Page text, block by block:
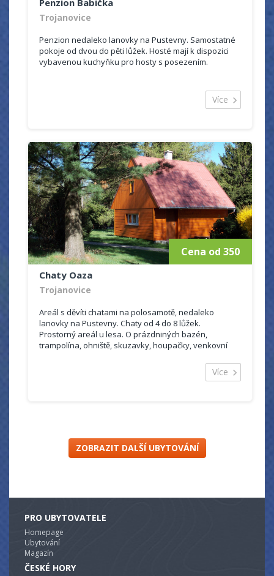
Trojanovice
Penzion nedaleko lanovky na Pustevny. Samostatné
pokoje od dvou do pěti lůžek. Hosté mají k dispozici
vybavenou kuchyňku pro hosty s posezením.
Více
Cena od 350
Chaty Oaza
Trojanovice
Areál s děvíti chatami na polosamotě, nedaleko
lanovky na Pustevny. Chaty od 4 do 8 lůžek.
Prostorný areál u lesa. O prázdniných bazén,
trampolína, ohniště, skuzavky, houpačky, venkovní
Více
ZOBRAZIT DALŠÍ UBYTOVÁNÍ
PRO UBYTOVATELE
Homepage
Ubytování
Magazín
ČESKÉ HORY